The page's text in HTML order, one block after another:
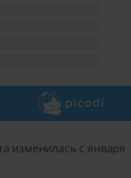
изменилась с января